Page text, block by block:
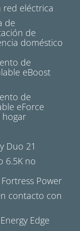
red eléctrica
de
de
doméstico
de
eBoost
de
eForce
Duo 21
6.5K no
Power
contacto con
Edge